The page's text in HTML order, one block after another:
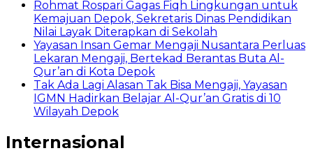
Rohmat Rospari Gagas Fiqh Lingkungan untuk
Kemajuan Depok, Sekretaris Dinas Pendidikan
Nilai Layak Diterapkan di Sekolah
Yayasan Insan Gemar Mengaji Nusantara Perluas
Lekaran Mengaji, Bertekad Berantas Buta Al-
Qur’an di Kota Depok
Tak Ada Lagi Alasan Tak Bisa Mengaji, Yayasan
IGMN Hadirkan Belajar Al-Qur’an Gratis di 10
Wilayah Depok
Internasional